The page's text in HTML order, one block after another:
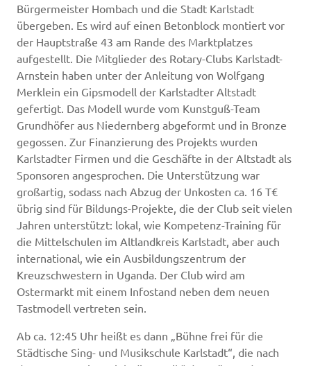
Bürgermeister Hombach und die Stadt Karlstadt
übergeben. Es wird auf einen Betonblock montiert vor
der Hauptstraße 43 am Rande des Marktplatzes
aufgestellt. Die Mitglieder des Rotary-Clubs Karlstadt-
Arnstein haben unter der Anleitung von Wolfgang
Merklein ein Gipsmodell der Karlstadter Altstadt
gefertigt. Das Modell wurde vom Kunstguß-Team
Grundhöfer aus Niedernberg abgeformt und in Bronze
gegossen. Zur Finanzierung des Projekts wurden
Karlstadter Firmen und die Geschäfte in der Altstadt als
Sponsoren angesprochen. Die Unterstützung war
großartig, sodass nach Abzug der Unkosten ca. 16 T€
übrig sind für Bildungs-Projekte, die der Club seit vielen
Jahren unterstützt: lokal, wie Kompetenz-Training für
die Mittelschulen im Altlandkreis Karlstadt, aber auch
international, wie ein Ausbildungszentrum der
Kreuzschwestern in Uganda. Der Club wird am
Ostermarkt mit einem Infostand neben dem neuen
Tastmodell vertreten sein.
Ab ca. 12:45 Uhr heißt es dann „Bühne frei für die
Städtische Sing- und Musikschule Karlstadt“, die nach